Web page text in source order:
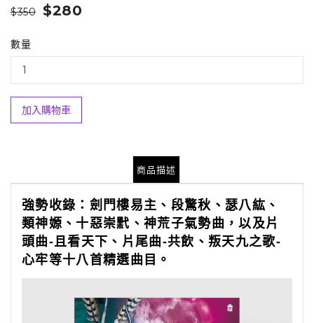
$350 $280
數量
加入購物車
商品描述
強勢收錄：劍門樓易主、段驚秋、瑟八紘、
類神嫄、十惡崇黓、神荒子氣勢曲，以及片
頭曲-且看天下、片尾曲-共飲、叛天九之歌-
心牢等十八首精選曲目。